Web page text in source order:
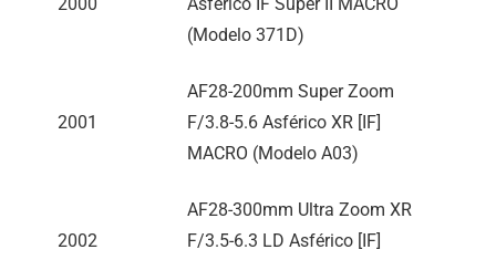
(Modelo 371D)
2001
AF28-200mm Super Zoom
F/3.8-5.6 Asférico XR [IF]
MACRO (Modelo A03)
2002
AF28-300mm Ultra Zoom XR
F/3.5-6.3 LD Asférico [IF]